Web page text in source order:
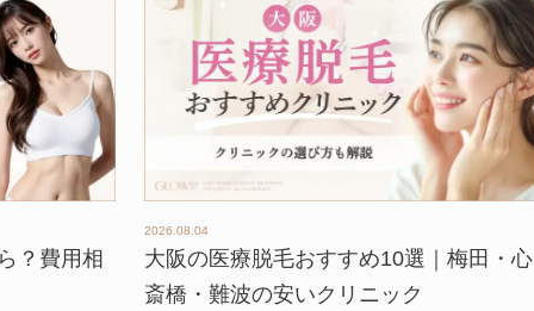
？費用相
2026.08.04
大阪の医療脱毛おすすめ10選｜梅田・心
斎橋・難波の安いクリニック